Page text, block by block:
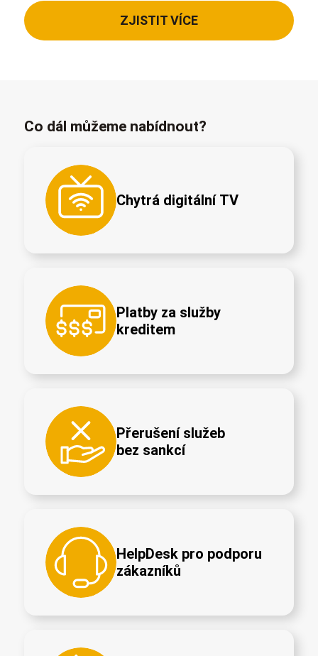
ZJISTIT VÍCE
Co dál můžeme nabídnout?
Chytrá digitální TV
Platby za služby
kreditem
Přerušení služeb
bez sankcí
HelpDesk pro podporu
zákazníků